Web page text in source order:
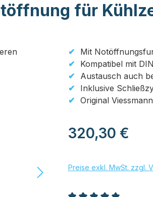
für
Mit
Kompatibel mit
Austausch auch
Inklusive
Original
Regulärer Preis:
320,30 €
Preise exkl. MwSt. zzgl.